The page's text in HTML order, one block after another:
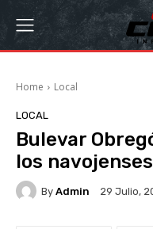
Home Local
LOCAL
Bulevar
los navojenses
By Admin 29 Julio,